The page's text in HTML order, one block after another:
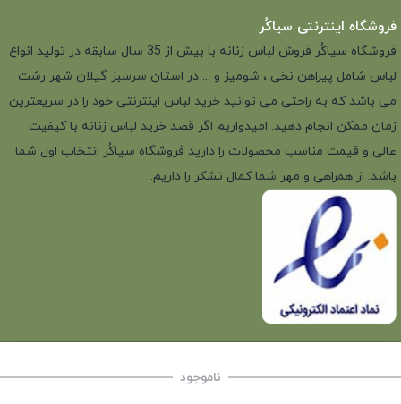
ناموجود
فروشگاه اینترنتی سیاکُر
فروشگاه سیاکُر فروش لباس زنانه با بیش از 35 سال سابقه در تولید انواع
لباس شامل پیراهن نخی ، شومیز و ... در استان سرسبز گیلان شهر رشت
می باشد که به راحتی می توانید خرید لباس اینترنتی خود را در سریعترین
زمان ممکن انجام دهید. امیدواریم اگر قصد خرید لباس زنانه با کیفیت
عالی و قیمت مناسب محصولات را دارید فروشگاه سیاکُر انتخاب اول شما
باشد. از همراهی و مهر شما کمال تشکر را داریم.